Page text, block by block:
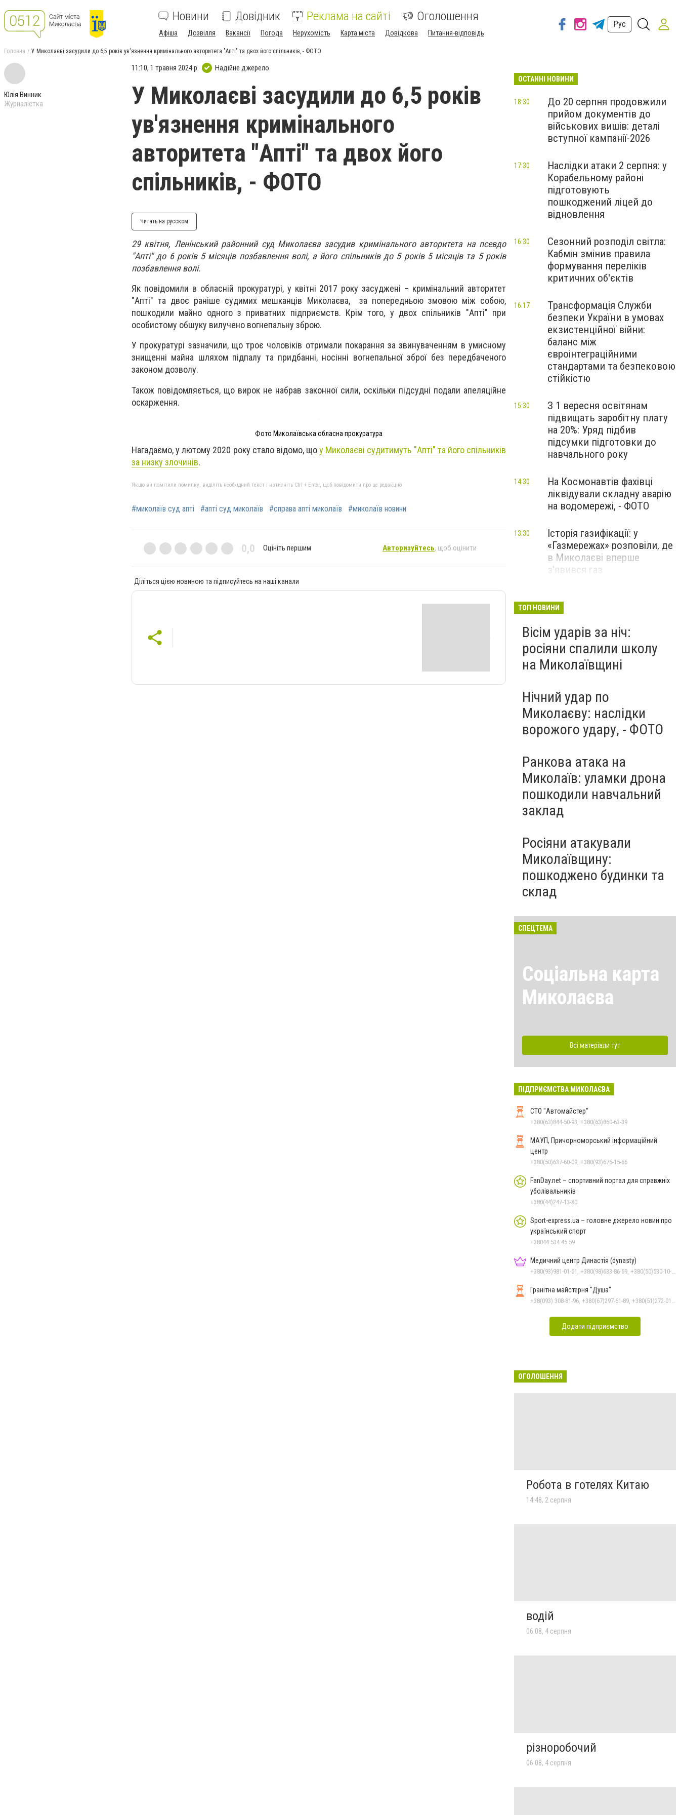
Новини Довідник Реклама на сайті Оголошення
Афіша Дозвілля Вакансії Погода Нерухомість Карта міста Довідкова Питання-відповідь
Рус
Головна У Миколаєві засудили до 6,5 років ув'язнення кримінального авторитета "Апті" та двох його спільників, - ФОТО
Юлія Винник
Журналістка
11:10, 1 травня 2024 р. Надійне джерело
У Миколаєві засудили до 6,5 років
ув'язнення кримінального
авторитета "Апті" та двох його
спільників, - ФОТО
Читать на русском
29 квітня, Ленінський районний суд Миколаєва засудив кримінального авторитета на псевдо
"Апті" до 6 років 5 місяців позбавлення волі, а його спільників до 5 років 5 місяців та 5 років
позбавлення волі.
Як повідомили в обласній прокуратурі, у квітні 2017 року засуджені – кримінальний авторитет
"Апті" та двоє раніше судимих мешканців Миколаєва, за попередньою змовою між собою,
пошкодили майно одного з приватних підприємств. Крім того, у двох спільників "Апті" при
особистому обшуку вилучено вогнепальну зброю.
У прокуратурі зазначили, що троє чоловіків отримали покарання за звинуваченням в умисному
знищенні майна шляхом підпалу та придбанні, носінні вогнепальної зброї без передбаченого
законом дозволу.
Також повідомляється, що вирок не набрав законної сили, оскільки підсудні подали апеляційне
оскарження.
Фото Миколаївська обласна прокуратура
Нагадаємо, у лютому 2020 року стало відомо, щоу Миколаєві судитимуть "Апті" та його спільників
за низку злочинів.
Якщо ви помітили помилку, виділіть необхідний текст і натисніть Ctrl + Enter, щоб повідомити про це редакцію
#миколаїв суд апті #апті суд миколаїв #справа апті миколаїв #миколаїв новини
0,0 Оцініть першим Авторизуйтесь, щоб оцінити
Діліться цією новиною та підписуйтесь на наші канали
ОСТАННІ НОВИНИ
До 20 серпня продовжили
прийом документів до
військових вишів: деталі
вступної кампанії-2026
18:30
Наслідки атаки 2 серпня: у
Корабельному районі
підготовують
пошкоджений ліцей до
відновлення
17:30
Сезонний розподіл світла:
Кабмін змінив правила
формування переліків
критичних об'єктів
16:30
Трансформація Служби
безпеки України в умовах
екзистенційної війни:
баланс між
євроінтеграційними
стандартами та безпековою
стійкістю
16:17
З 1 вересня освітянам
підвищать заробітну плату
на 20%: Уряд підбив
підсумки підготовки до
навчального року
15:30
На Космонавтів фахівці
ліквідували складну аварію
на водомережі, - ФОТО
14:30
Історія газифікації: у
«Газмережах» розповіли, де
в Миколаєві вперше
з'явився газ
13:30
Миколаєві 2026: шукаємо
перезавантаження
ПАРТНЕРСЬКИЙ СПЕЦПРОЄКТ
ТОП НОВИНИ
Вісім ударів за ніч:
росіяни спалили школу
на Миколаївщині
Нічний удар по
Миколаєву: наслідки
ворожого удару, - ФОТО
Ранкова атака на
Миколаїв: уламки дрона
пошкодили навчальний
заклад
Росіяни атакували
Миколаївщину:
пошкоджено будинки та
склад
СПЕЦТЕМА
Соціальна карта
Миколаєва
Всі матеріали тут
ПІДПРИЄМСТВА МИКОЛАЄВА
СТО "Автомайстер"
+380(63)844-50-93, +380(63)860-63-39
МАУП, Причорноморський інформаційний
центр
+380(50)637-60-09, +380(93)676-15-66
FanDay.net – спортивний портал для справжніх
уболівальників
+380(44)247-13-80
Sport-express.ua – головне джерело новин про
український спорт
+38044 534 45 59
Медичний центр Династія (dynasty)
Гранітна майстерня "Душа"
Додати підприємство
ОГОЛОШЕННЯ
Робота в готелях Китаю
14:48, 2 серпня
водій
06:08, 4 серпня
різноробочий
06:08, 4 серпня